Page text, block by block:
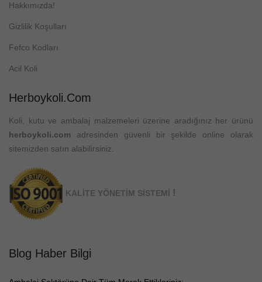
Hakkımızda!
Gizlilik Koşulları
Fefco Kodları
Acil Koli
Herboykoli.com
Koli, kutu ve ambalaj malzemeleri üzerine aradığınız her ürünü
herboykoli.com adresinden güvenli bir şekilde online olarak
sitemizden satın alabilirsiniz.
KALİTE YÖNETİM SİSTEMİ !
Blog Haber Bilgi